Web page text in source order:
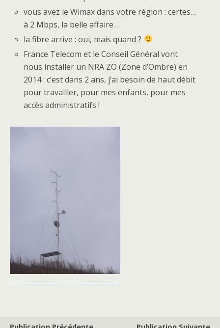
vous avez le Wimax dans votre région : certes…
à 2 Mbps, la belle affaire…
la fibre arrive : oui, mais quand ?
France Telecom et le Conseil Général vont
nous installer un NRA ZO (Zone d’Ombre) en
2014 : c’est dans 2 ans, j’ai besoin de haut débit
pour travailler, pour mes enfants, pour mes
accès administratifs !